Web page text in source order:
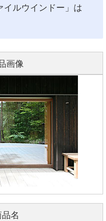
イルウインドー」は
画像
名